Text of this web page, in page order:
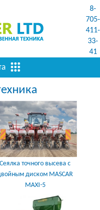
8-
705-
411-
33-
41
Сеялка точного высева с
диском MASCAR
MAXI-5